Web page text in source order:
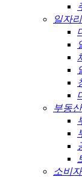
일자
부동
소비